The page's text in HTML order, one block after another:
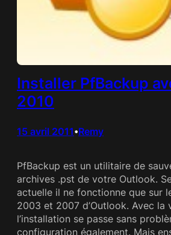
Installer PfBackup
2010
15 avril 2011•Remy
PfBackup est un utilitaire de
archives .pst de votre Outlook.
actuelle il ne fonctionne que sur
2003 et 2007 d’Outlook. Avec la
l’installation se passe sans
configuration également. Mais